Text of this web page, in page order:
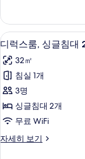
대
개
사
진
모
두
보
기
킹
사
이
즈
침
대
개
자
세
히
보
디
럭
스
룸,
싱
글
침
대
7
디럭스룸, 싱글침대
32㎡
침실 1개
3명
싱글침대 2개
무료 WiFi
자세히 보기
디